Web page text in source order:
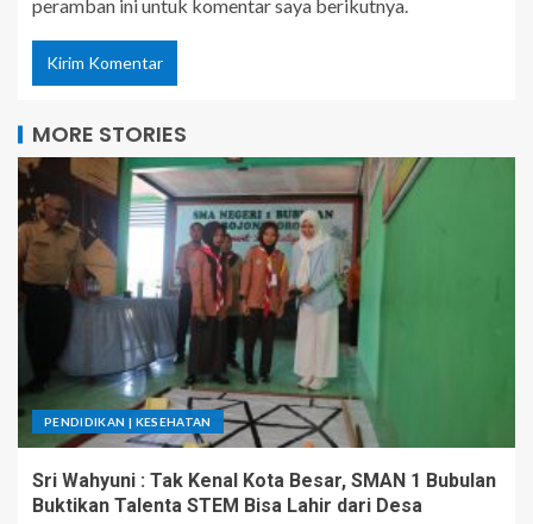
peramban ini untuk komentar saya berikutnya.
MORE STORIES
PENDIDIKAN | KESEHATAN
Sri Wahyuni : Tak Kenal Kota Besar, SMAN 1 Bubulan
Buktikan Talenta STEM Bisa Lahir dari Desa